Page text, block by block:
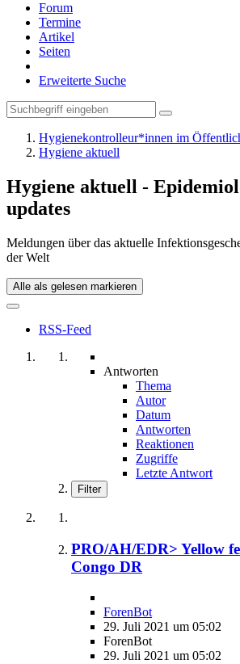
Forum
Termine
Artikel
Seiten
Erweiterte Suche
Hygienekontrolleur*innen im
Hygiene aktuell
Hygiene aktuell -
updates
Meldungen über das aktuelle
der Welt
Alle als gelesen markieren
RSS-Feed
Antworten
Thema
Autor
Datum
Antworten
Reaktionen
Zugriffe
Letzte Antwort
Filter
PRO/AH/EDR> Yellow
Congo DR
ForenBot
29. Juli 2021 um 05:02
ForenBot
29. Juli 2021 um 05:02